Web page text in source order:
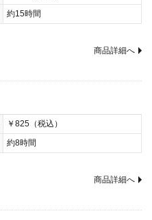
約15時間
商品詳細へ
￥825（税込）
約8時間
商品詳細へ